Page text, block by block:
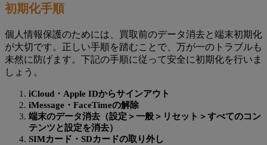
初期化手順
個人情報保護のためには、買取前のデータ消去と端末初期化
が大切です。正しい手順を踏むことで、万が一のトラブルも
未然に防げます。下記の手順に従って安全に初期化を行いま
しょう。
iCloud・Apple IDからサインアウト
iMessage・FaceTimeの解除
端末のデータ消去（設定＞一般＞リセット＞すべてのコン
テンツと設定を消去）
SIMカード・SDカードの取り外し